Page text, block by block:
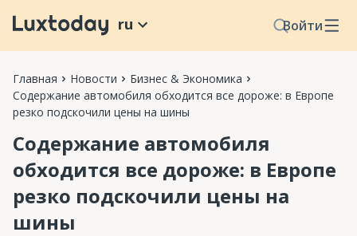
Войти
ru
Главная Новости
Бизнес & Экономика
Содержание автомобиля обходится все дороже: в Европе
резко подскочили цены на шины
Содержание автомобиля
обходится все дороже: в Европе
резко подскочили цены на
шины